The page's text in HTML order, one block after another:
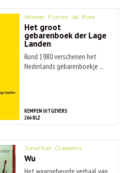
Herman Pieter de Boer
Het groot
gebarenboek der Lage
Landen
Rond 1980 verschenen het
Nederlands gebarenboekje ...
KEMPEN UITGEVERS
266 BLZ
Jonathan Clements
Wu
Het waargebeurde verhaal van